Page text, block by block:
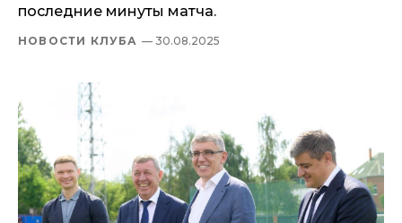
последние минуты матча.
НОВОСТИ КЛУБА — 30.08.2025